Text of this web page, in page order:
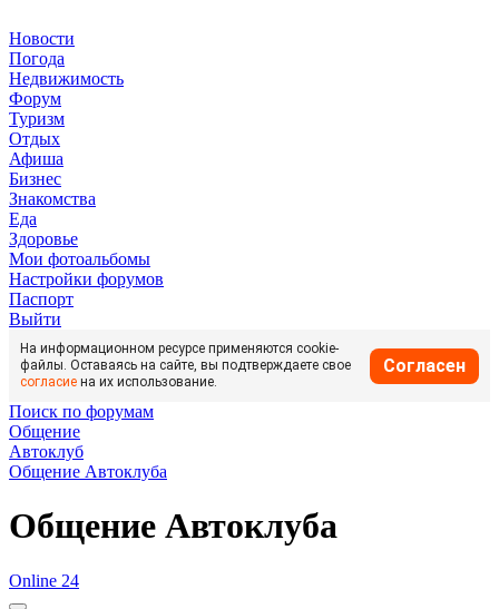
Новости
Погода
Недвижимость
Форум
Туризм
Отдых
Афиша
Бизнес
Знакомства
Еда
Здоровье
Мои фотоальбомы
Настройки форумов
Паспорт
Выйти
На информационном ресурсе применяются cookie-
файлы. Оставаясь на сайте, вы подтверждаете свое
согласие на их использование.
Согласен
Поиск по форумам
Общение
Автоклуб
Общение Автоклуба
Общение Автоклуба
Online 24